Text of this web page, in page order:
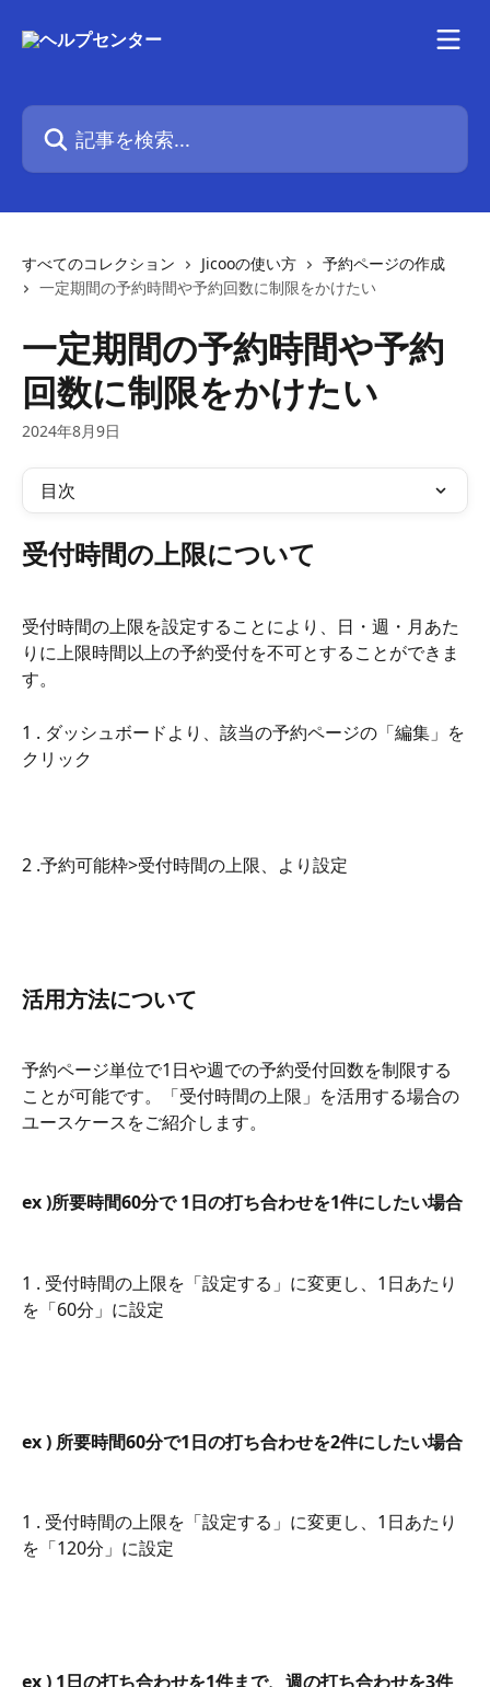
記事を検索...
すべてのコレクション Jicooの使い方
予約ページの作成
一定期間の予約時間や予約回数に制限をかけたい
一定期間の予約時間や予約
回数に制限をかけたい
2024年8月9日
目次
受付時間の上限について
受付時間の上限を設定することにより、日・週・月あた
りに上限時間以上の予約受付を不可とすることができま
す。
1 . ダッシュボードより、該当の予約ページの「編集」を
クリック
2 .予約可能枠>受付時間の上限、より設定
活用方法について
予約ページ単位で1日や週での予約受付回数を制限する
ことが可能です。「受付時間の上限」を活用する場合の
ユースケースをご紹介します。
ex )所要時間60分で 1日の打ち合わせを1件にしたい場合
1 . 受付時間の上限を「設定する」に変更し、1日あたり
を「60分」に設定
ex ) 所要時間60分で1日の打ち合わせを2件にしたい場合
1 . 受付時間の上限を「設定する」に変更し、1日あたり
を「120分」に設定
ex ) 1日の打ち合わせを1件まで、週の打ち合わせを3件